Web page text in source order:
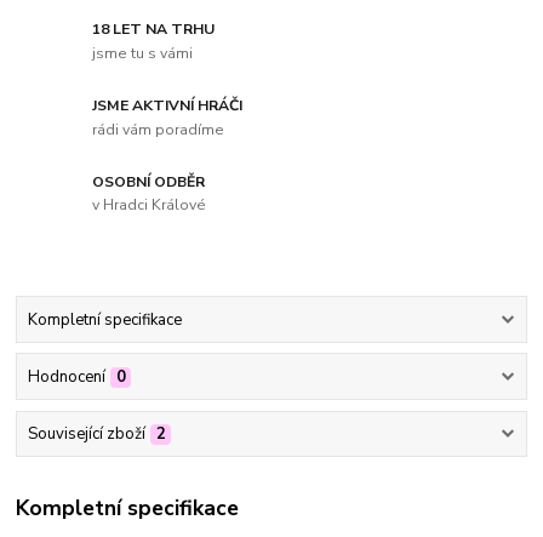
18 LET NA TRHU
jsme tu s vámi
JSME AKTIVNÍ HRÁČI
rádi vám poradíme
OSOBNÍ ODBĚR
v Hradci Králové
Kompletní specifikace
Hodnocení 0
Související zboží 2
Kompletní specifikace